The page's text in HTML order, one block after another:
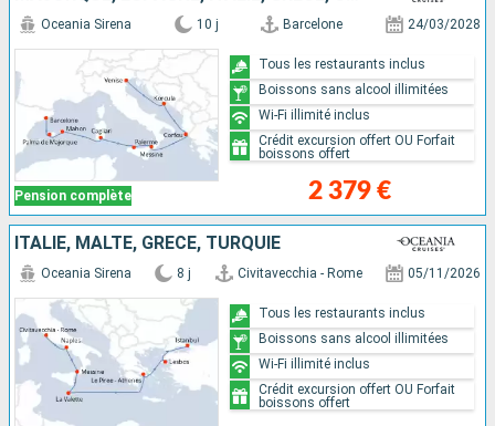
Pension complète
Oceania Sirena 10 j Barcelone 24/03/2028
2 379 €
Tous les restaurants inclus
Boissons sans alcool illimitées
Wi-Fi illimité inclus
Crédit excursion offert OU Forfait
boissons offert
ITALIE, MALTE, GRÈCE, TURQUIE
Oceania Sirena 8 j Civitavecchia - Rome 05/11/2026
Tous les restaurants inclus
Boissons sans alcool illimitées
Wi-Fi illimité inclus
Crédit excursion offert OU Forfait
boissons offert